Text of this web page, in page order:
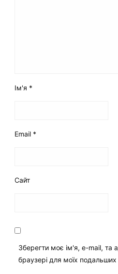
Ім'я *
Email *
Сайт
Зберегти моє ім'я, e-mail, та
браузері для моїх подальших